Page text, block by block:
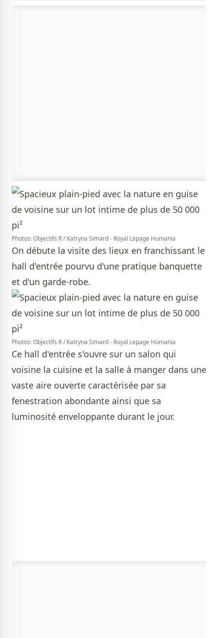
Photos: Objectifs R / Katryna Simard - Royal Lepage Humania
On débute la visite des lieux en franchissant le
hall d'entrée pourvu d'une pratique banquette
et d'un garde-robe.
Photos: Objectifs R / Katryna Simard - Royal Lepage Humania
Ce hall d'entrée s'ouvre sur un salon qui
voisine la cuisine et la salle à manger dans une
vaste aire ouverte caractérisée par sa
fenestration abondante ainsi que sa
luminosité enveloppante durant le jour.